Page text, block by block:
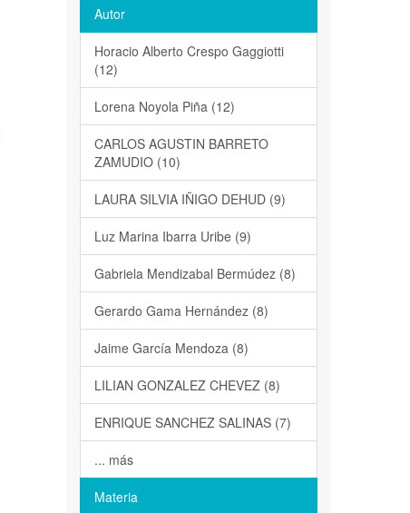
Autor
Horacio Alberto Crespo Gaggiotti
(12)
Lorena Noyola Piña (12)
CARLOS AGUSTIN BARRETO
ZAMUDIO (10)
LAURA SILVIA IÑIGO DEHUD (9)
Luz Marina Ibarra Uribe (9)
Gabriela Mendizabal Bermúdez (8)
Gerardo Gama Hernández (8)
Jaime García Mendoza (8)
LILIAN GONZALEZ CHEVEZ (8)
ENRIQUE SANCHEZ SALINAS (7)
... más
Materia